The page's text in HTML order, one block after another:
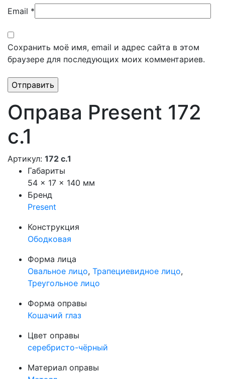
Email *
Сохранить моё имя, email и адрес сайта в этом
браузере для последующих моих комментариев.
Оправа Present 172
с.1
Артикул: 172 с.1
Габариты
54 × 17 × 140 мм
Бренд
Present
Конструкция
Ободковая
Форма лица
Овальное лицо, Трапециевидное лицо,
Треугольное лицо
Форма оправы
Кошачий глаз
Цвет оправы
серебристо-чёрный
Материал оправы